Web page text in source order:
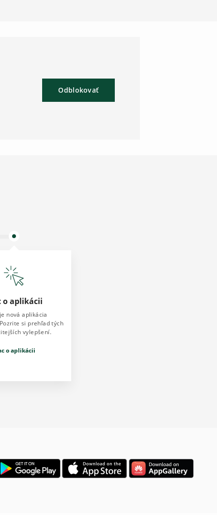
Odblokovať
o aplikácii
nová aplikácia
si prehľad tých
vylepšení.
o aplikácii